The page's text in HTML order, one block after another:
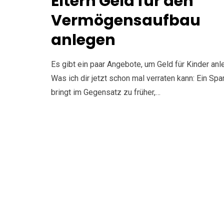
Vermögensaufbau
anlegen
Es gibt ein paar Angebote, um Geld für Kinder
Was ich dir jetzt schon mal verraten kann: Ein
bringt im Gegensatz zu früher,…